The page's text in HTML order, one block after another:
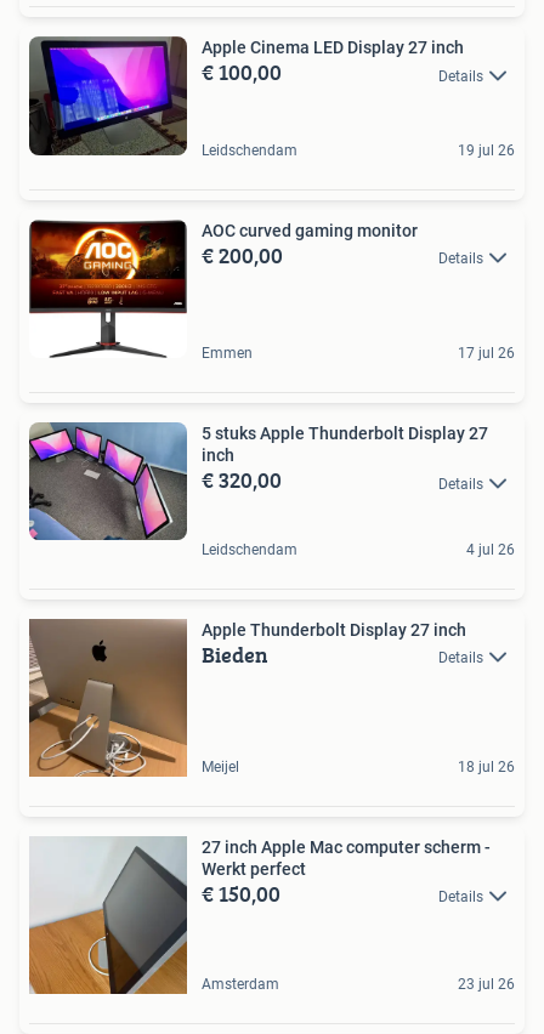
Apple Cinema LED Display 27 inch
€ 100,00 Details
Leidschendam 19 jul 26
AOC curved gaming monitor
€ 200,00 Details
Emmen 17 jul 26
5 stuks Apple Thunderbolt Display 27
inch
€ 320,00 Details
Leidschendam 4 jul 26
Apple Thunderbolt Display 27 inch
Bieden Details
Meijel 18 jul 26
27 inch Apple Mac computer scherm -
Werkt perfect
€ 150,00 Details
Amsterdam 23 jul 26